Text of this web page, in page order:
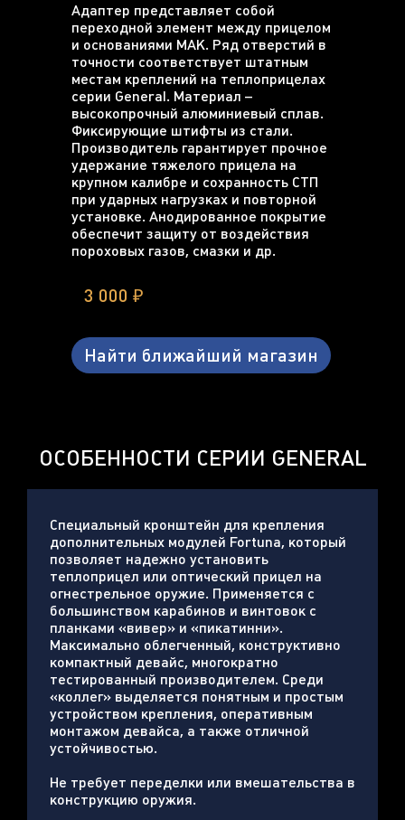
Адаптер представляет собой
переходной элемент между прицелом
и основаниями МАК. Ряд отверстий в
точности соответствует штатным
местам креплений на теплоприцелах
серии General. Материал –
высокопрочный алюминиевый сплав.
Фиксирующие штифты из стали.
Производитель гарантирует прочное
удержание тяжелого прицела на
крупном калибре и сохранность СТП
при ударных нагрузках и повторной
установке. Анодированное покрытие
обеспечит защиту от воздействия
пороховых газов, смазки и др.
3 000 ₽
Найти ближайший магазин
ОСОБЕННОСТИ СЕРИИ GENERAL
Cпециальный кронштейн для крепления
дополнительных модулей Fortuna, который
позволяет надежно установить
теплоприцел или оптический прицел на
огнестрельное оружие. Применяется с
большинством карабинов и винтовок с
планками «вивер» и «пикатинни».
Максимально облегченный, конструктивно
компактный девайс, многократно
тестированный производителем. Среди
«коллег» выделяется понятным и простым
устройством крепления, оперативным
монтажом девайса, а также отличной
устойчивостью.
Не требует переделки или вмешательства в
конструкцию оружия.